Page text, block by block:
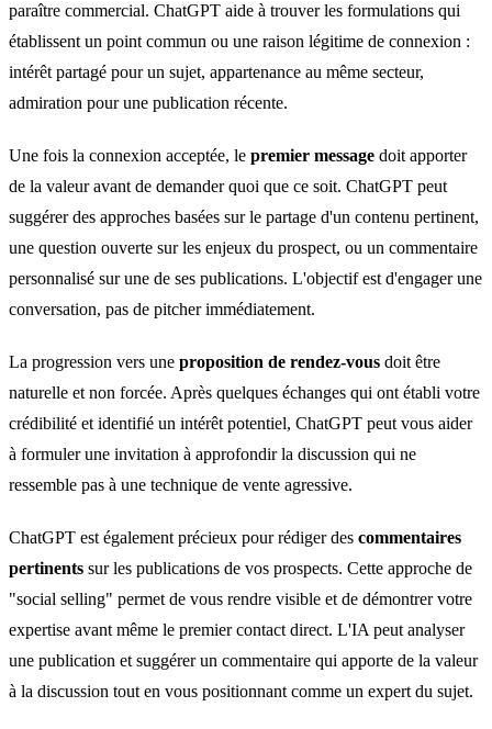
paraître commercial. ChatGPT aide à trouver les formulations qui
établissent un point commun ou une raison légitime de connexion :
intérêt partagé pour un sujet, appartenance au même secteur,
admiration pour une publication récente.
Une fois la connexion acceptée, le premier message doit apporter
de la valeur avant de demander quoi que ce soit. ChatGPT peut
suggérer des approches basées sur le partage d'un contenu pertinent,
une question ouverte sur les enjeux du prospect, ou un commentaire
personnalisé sur une de ses publications. L'objectif est d'engager une
conversation, pas de pitcher immédiatement.
La progression vers une proposition de rendez-vous doit être
naturelle et non forcée. Après quelques échanges qui ont établi votre
crédibilité et identifié un intérêt potentiel, ChatGPT peut vous aider
à formuler une invitation à approfondir la discussion qui ne
ressemble pas à une technique de vente agressive.
ChatGPT est également précieux pour rédiger des commentaires
pertinents sur les publications de vos prospects. Cette approche de
"social selling" permet de vous rendre visible et de démontrer votre
expertise avant même le premier contact direct. L'IA peut analyser
une publication et suggérer un commentaire qui apporte de la valeur
à la discussion tout en vous positionnant comme un expert du sujet.